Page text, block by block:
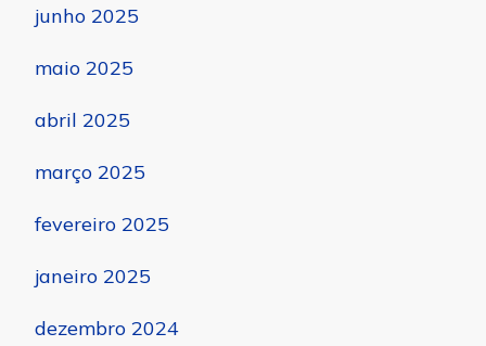
junho 2025
maio 2025
abril 2025
março 2025
fevereiro 2025
janeiro 2025
dezembro 2024